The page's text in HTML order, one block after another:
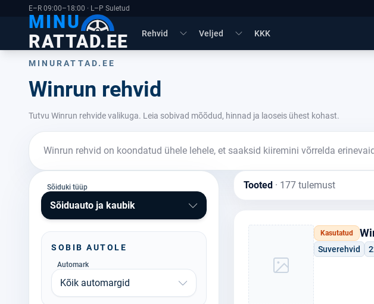
E–R 09:00–18:00 · L–P Suletud
MINU
RATTAD.EE
Rehvid Veljed KKK
MINURATTAD.EE
Winrun rehvid
Tutvu Winrun rehvide valikuga. Leia sobivad mõõdud, hinnad ja laoseis ühest kohast.
Winrun rehvid on koondatud ühele lehele, et saaksid kiiremini võrrelda
Sõiduki tüüp
Sõiduauto ja kaubik
SOBIB AUTOLE
Automark
Kõik automargid
Tooted · 177 tulemust
Kasutatud
Suverehvid